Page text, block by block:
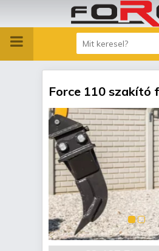
Force 110 szakító